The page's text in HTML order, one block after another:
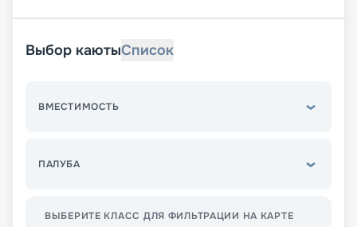
Выбор каютыСписок
ВМЕСТИМОСТЬ
ПАЛУБА
ВЫБЕРИТЕ КЛАСС ДЛЯ ФИЛЬТРАЦИИ НА КАРТЕ